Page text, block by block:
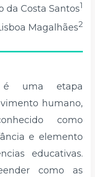
da Costa Santos1
Magalhães2
é uma etapa
humano,
como
e elemento
educativas.
como as